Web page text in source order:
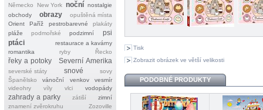
Německo
New York noční nostalgie
obchody
obrazy
opuštěná místa
Orient
Paříž pestrobarevné
plakáty
pláže
podmořské podzimní
psi
ptáci
restaurace a kavárny
romantika
ryby Řecko
řeky a potoky Severní Amerika
severské státy snové
sovy
Španělsko
vánoční venkov
vesmír
videohry
víly vlci vodopády
zahrady a parky zátiší
zimní
znamení zvěrokruhu
Zozoville
Tisk
Zobrazit obrázek ve větší velikosti
PODOBNÉ PRODUKTY